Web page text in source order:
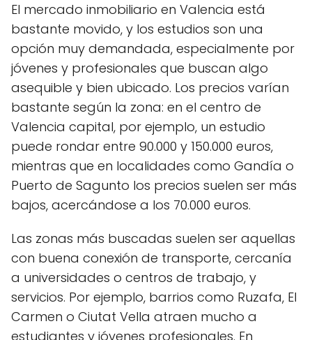
El mercado inmobiliario en Valencia está
bastante movido, y los estudios son una
opción muy demandada, especialmente por
jóvenes y profesionales que buscan algo
asequible y bien ubicado. Los precios varían
bastante según la zona: en el centro de
Valencia capital, por ejemplo, un estudio
puede rondar entre 90.000 y 150.000 euros,
mientras que en localidades como Gandía o
Puerto de Sagunto los precios suelen ser más
bajos, acercándose a los 70.000 euros.
Las zonas más buscadas suelen ser aquellas
con buena conexión de transporte, cercanía
a universidades o centros de trabajo, y
servicios. Por ejemplo, barrios como Ruzafa, El
Carmen o Ciutat Vella atraen mucho a
estudiantes y jóvenes profesionales. En